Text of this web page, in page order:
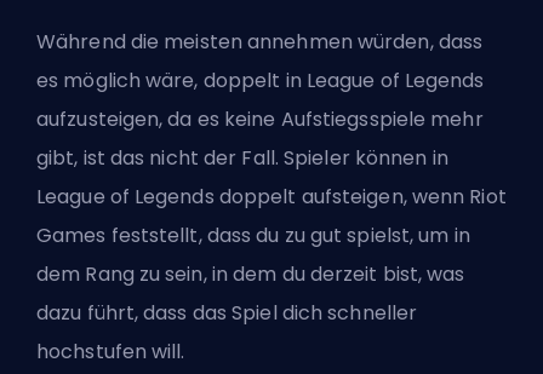
Während die meisten annehmen würden, dass
es möglich wäre, doppelt in League of Legends
aufzusteigen, da es keine Aufstiegsspiele mehr
gibt, ist das nicht der Fall. Spieler können in
League of Legends doppelt aufsteigen, wenn Riot
Games feststellt, dass du zu gut spielst, um in
dem Rang zu sein, in dem du derzeit bist, was
dazu führt, dass das Spiel dich schneller
hochstufen will.